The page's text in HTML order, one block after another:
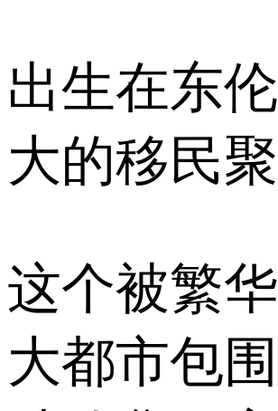
出生在东
大的移民
这个被繁
大都市包